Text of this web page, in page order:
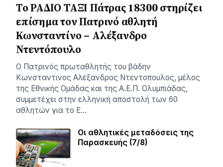
Το ΡΑΔΙΟ ΤΑΞΙ Πάτρας 18300 στηρίζει
επίσημα τον Πατρινό αθλητή
Κωνσταντίνο – Αλέξανδρο
Ντεντόπουλο
Ο Πατρινός πρωταθλητής του βάδην
Κωνσταντινος Αλέξανδρος Ντεντοπουλος, μέλος
της Εθνικής Ομάδας και της Α.Ε.Π. Ολυμπιάδας,
συμμετέχει στην ελληνική αποστολή των 60
αθλητών για το Ε…
Οι αθλητικές μεταδόσεις της
Παρασκευής (7/8)